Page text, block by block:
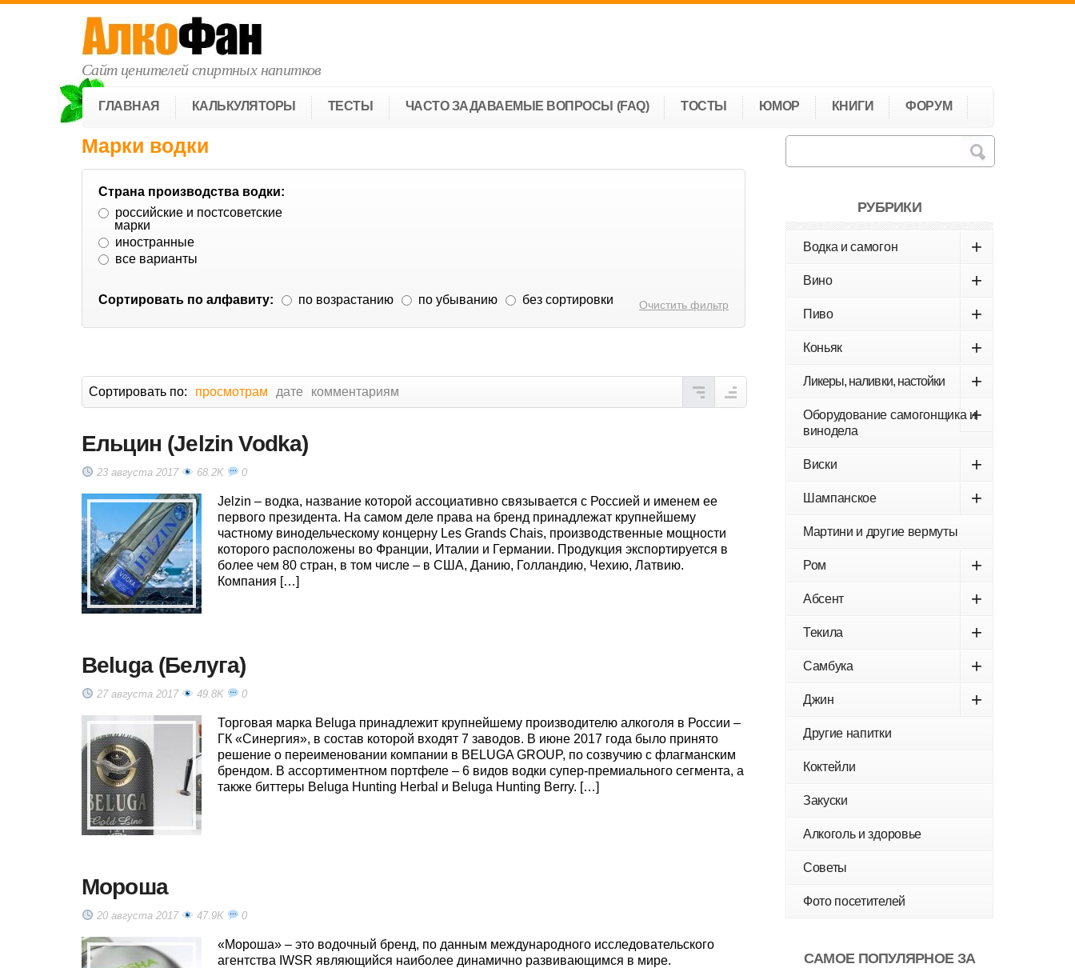
Сайт ценителей спиртных напитков
ГЛАВНАЯ КАЛЬКУЛЯТОРЫ ТЕСТЫ ЧАСТО ЗАДАВАЕМЫЕ ВОПРОСЫ (FAQ) ТОСТЫ ЮМОР КНИГИ ФОРУМ
Марки водки
Страна производства водки:
российские и постсоветские
марки
иностранные
все варианты
Сортировать по алфавиту: по возрастанию по убыванию без сортировки Очистить фильтр
Сортировать по: просмотрам дате комментариям
Ельцин (Jelzin Vodka)
23 августа 2017 68.2K 0
Jelzin – водка, название которой ассоциативно связывается с Россией и именем ее
первого президента. На самом деле права на бренд принадлежат крупнейшему
частному винодельческому концерну Les Grands Chais, производственные мощности
которого расположены во Франции, Италии и Германии. Продукция экспортируется в
более чем 80 стран, в том числе – в США, Данию, Голландию, Чехию, Латвию.
Компания […]
Beluga (Белуга)
27 августа 2017 49.8K 0
Торговая марка Beluga принадлежит крупнейшему производителю алкоголя в России –
ГК «Синергия», в состав которой входят 7 заводов. В июне 2017 года было принято
решение о переименовании компании в BELUGA GROUP, по созвучию с флагманским
брендом. В ассортиментном портфеле – 6 видов водки супер-премиального сегмента, а
также биттеры Beluga Hunting Herbal и Beluga Hunting Berry. […]
Мороша
20 августа 2017 47.9K 0
«Мороша» – это водочный бренд, по данным международного исследовательского
агентства IWSR являющийся наиболее динамично развивающимся в мире.
РУБРИКИ
Водка и самогон +
Вино +
Пиво +
Коньяк +
Ликеры, наливки, настойки +
Оборудование самогонщика и
винодела
+
Виски +
Шампанское +
Мартини и другие вермуты
Ром +
Абсент +
Текила +
Самбука +
Джин +
Другие напитки
Коктейли
Закуски
Алкоголь и здоровье
Советы
Фото посетителей
САМОЕ ПОПУЛЯРНОЕ ЗА